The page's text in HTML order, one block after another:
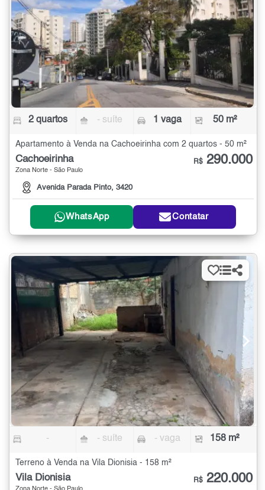
2 quartos - suíte 1 vaga 50 m²
Apartamento à Venda na Cachoeirinha com 2 quartos - 50 m²
Cachoeirinha
Zona Norte - São Paulo
Avenida Parada Pinto, 3420
R$ 290.000
WhatsApp Contatar
- - suíte - vaga 158 m²
Terreno à Venda na Vila Dionisia - 158 m²
Vila Dionisia R$ 220.000